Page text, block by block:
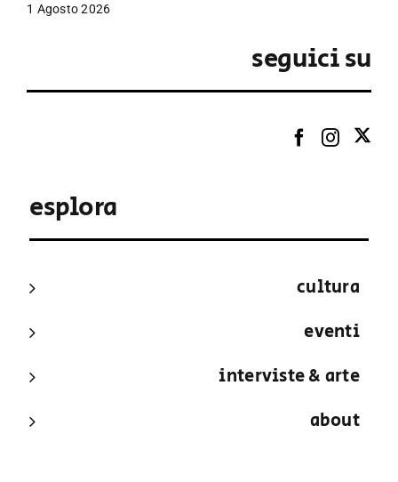
1 Agosto 2026
seguici su
esplora
cultura
eventi
interviste & arte
about